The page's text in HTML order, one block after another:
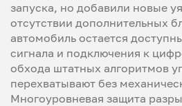
запуска, но добавили новые
отсутствии дополнительных
автомобиль остается
сигнала и подключения к
обхода штатных алгоритмов
перехватывают без
Многоуровневая защита